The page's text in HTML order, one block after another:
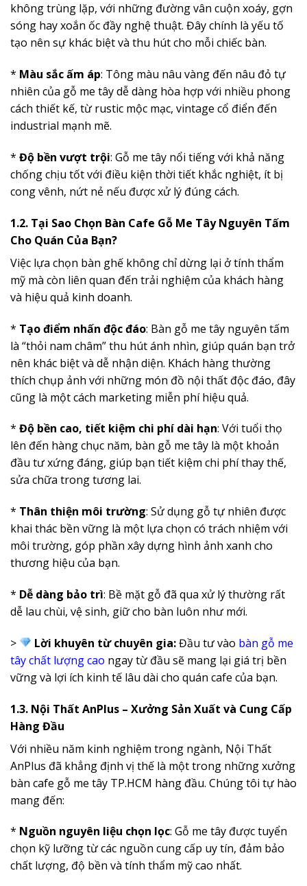
không trùng lặp, với những đường vân cuộn xoáy, gợn
sóng hay xoắn ốc đầy nghệ thuật. Đây chính là yếu tố
tạo nên sự khác biệt và thu hút cho mỗi chiếc bàn.
* Màu sắc ấm áp: Tông màu nâu vàng đến nâu đỏ tự
nhiên của gỗ me tây dễ dàng hòa hợp với nhiều phong
cách thiết kế, từ rustic mộc mạc, vintage cổ điển đến
industrial mạnh mẽ.
* Độ bền vượt trội: Gỗ me tây nổi tiếng với khả năng
chống chịu tốt với điều kiện thời tiết khắc nghiệt, ít bị
cong vênh, nứt nẻ nếu được xử lý đúng cách.
1.2. Tại Sao Chọn Bàn Cafe Gỗ Me Tây Nguyên Tấm
Cho Quán Của Bạn?
Việc lựa chọn bàn ghế không chỉ dừng lại ở tính thẩm
mỹ mà còn liên quan đến trải nghiệm của khách hàng
và hiệu quả kinh doanh.
* Tạo điểm nhấn độc đáo: Bàn gỗ me tây nguyên tấm
là “thỏi nam châm” thu hút ánh nhìn, giúp quán bạn trở
nên khác biệt và dễ nhận diện. Khách hàng thường
thích chụp ảnh với những món đồ nội thất độc đáo, đây
cũng là một cách marketing miễn phí hiệu quả.
* Độ bền cao, tiết kiệm chi phí dài hạn: Với tuổi thọ
lên đến hàng chục năm, bàn gỗ me tây là một khoản
đầu tư xứng đáng, giúp bạn tiết kiệm chi phí thay thế,
sửa chữa trong tương lai.
* Thân thiện môi trường: Sử dụng gỗ tự nhiên được
khai thác bền vững là một lựa chọn có trách nhiệm với
môi trường, góp phần xây dựng hình ảnh xanh cho
thương hiệu của bạn.
* Dễ dàng bảo trì: Bề mặt gỗ đã qua xử lý thường rất
dễ lau chùi, vệ sinh, giữ cho bàn luôn như mới.
> Lời khuyên từ chuyên gia:Đầu tư vào bàn gỗ me
tây chất lượng cao ngay từ đầu sẽ mang lại giá trị bền
vững và lợi ích kinh tế lâu dài cho quán cafe của bạn.
1.3. Nội Thất AnPlus – Xưởng Sản Xuất và Cung Cấp
Hàng Đầu
Với nhiều năm kinh nghiệm trong ngành, Nội Thất
AnPlus đã khẳng định vị thế là một trong những xưởng
bàn cafe gỗ me tây TP.HCM hàng đầu. Chúng tôi tự hào
mang đến:
* Nguồn nguyên liệu chọn lọc: Gỗ me tây được tuyển
chọn kỹ lưỡng từ các nguồn cung cấp uy tín, đảm bảo
chất lượng, độ bền và tính thẩm mỹ cao nhất.